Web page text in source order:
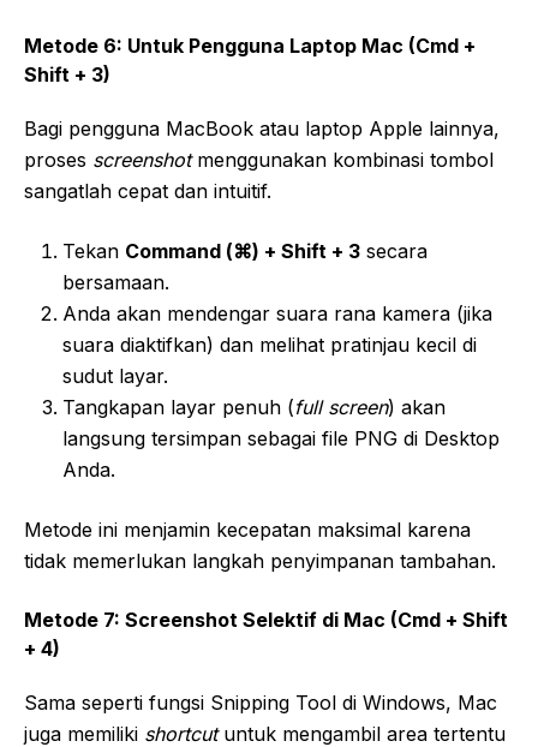
Metode 6: Untuk Pengguna Laptop Mac (Cmd +
Shift + 3)
Bagi pengguna MacBook atau laptop Apple lainnya,
proses screenshotmenggunakan kombinasi tombol
sangatlah cepat dan intuitif.
Tekan Command (⌘) + Shift + 3 secara
bersamaan.
Anda akan mendengar suara rana kamera (jika
suara diaktifkan) dan melihat pratinjau kecil di
sudut layar.
Tangkapan layar penuh (full screen) akan
langsung tersimpan sebagai file PNG di Desktop
Anda.
Metode ini menjamin kecepatan maksimal karena
tidak memerlukan langkah penyimpanan tambahan.
Metode 7: Screenshot Selektif di Mac (Cmd + Shift
+ 4)
Sama seperti fungsi Snipping Tool di Windows, Mac
juga memiliki shortcutuntuk mengambil area tertentu